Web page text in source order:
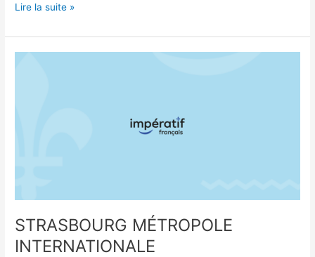
Lire la suite »
STRASBOURG MÉTROPOLE
INTERNATIONALE